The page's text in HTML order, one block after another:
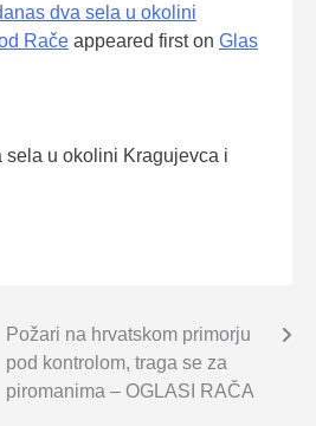
dva sela u okolini
Rače appeared first on Glas
sela u okolini Kragujevca i
Požari na hrvatskom primorju
pod kontrolom, traga se za
piromanima – OGLASI RAČA